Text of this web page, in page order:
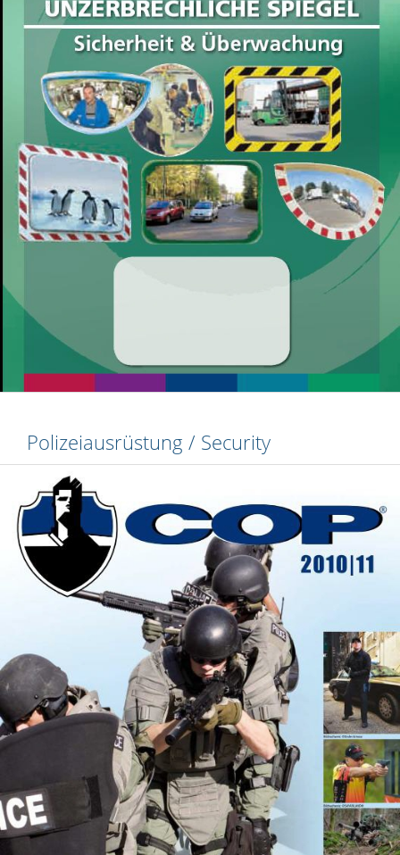
Polizeiausrüstung / Security